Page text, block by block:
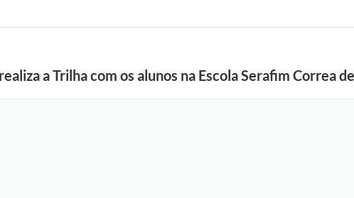
a Trilha com os alunos na Escola Serafim Correa